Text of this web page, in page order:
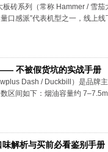
砖系列（常称 Hammer / 雪
口感派”代表机型之一，线上
不被假货坑的实战手册
Dash / Duckbill）是品牌
区间如下：烟油容量约
解析与买前必看鉴别手册